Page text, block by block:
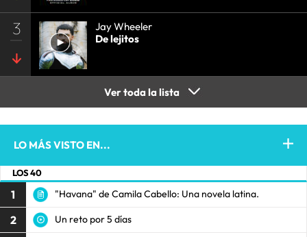
3
Jay Wheeler
De lejitos
Ver toda la lista
LO MÁS VISTO EN...
LOS 40
1 "Havana" de Camila Cabello: Una novela latina.
2 Un reto por 5 días